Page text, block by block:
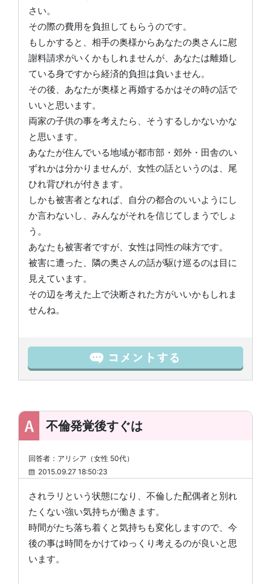
さい。
その際の費用を負担してもらうのです。
もしかすると、相手の奥様からあなたの奥さんに慰
謝料請求がいくかもしれませんが、あなたは離婚し
ている身ですから経済的負担は負いません。
その後、あなたが奥様と再婚するかはその時の話で
いいと思います。
両家の子供の事を考えたら、そうするしかないかな
と思います。
あなたが住んでいる地域が都市部・郊外・田舎のい
ずれかは分かりませんが、女性の話というのは、尾
ひれ背びれが付きます。
しかも被害者となれば、自分の都合のいいようにし
か言わないし、みんながそれを信じてしまうでしょ
う。
あなたも被害者ですが、女性は同性の味方です。
被害に遭った、隣の奥さんの話が駆け巡るのは目に
見えています。
その辺を考えた上で決断された方がいいかもしれま
せんね。
不倫発覚後すぐは
回答者：アリシア（女性 50代）
2015.09.27 18:50:23
されラリという状態になり、不倫した配偶者と別れ
たくない強い気持ちが働きます。
時間がたち落ち着くと気持ちも変化しますので、今
後の事は時間をかけてゆっくり考えるのが良いと思
います。